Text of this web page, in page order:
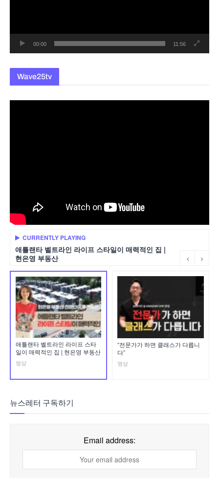
00:00 11:56
Wave25tv
CURRENTLY PLAYING
애틀랜타 벨트라인 라이프 스타일이 매력적인 집 |
현은영 부동산
애틀랜타 벨트라인 라이프 스타
일이 매력적인 집 | 현은영 부동산
영상
“전문가가 하면 클래스가 다릅니
다”
영상
뉴스레터 구독하기
Email address: